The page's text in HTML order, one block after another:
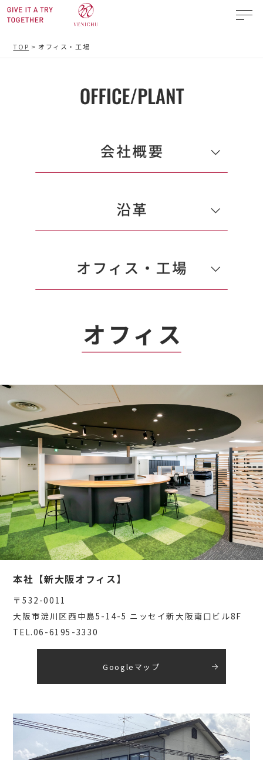
TOP > オフィス・工場
本社【新大阪オフィス】
〒532-0011
大阪市淀川区西中島5-14-5 ニッセイ新大阪南口ビル8F
TEL.06-6195-3330
Googleマップ